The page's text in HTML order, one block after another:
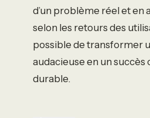
d’un problème réel et en
selon les retours des
possible de transformer
audacieuse en un
durable.